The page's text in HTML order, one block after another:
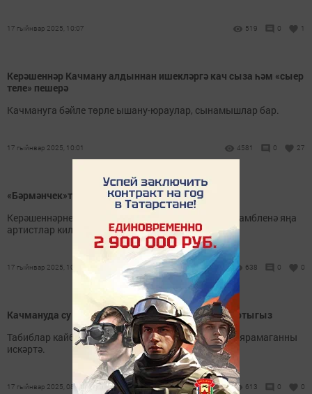
17 гыйнвар 2025, 10:07 519 0 1
Керәшеннәр Качману алдыннан ишекләргә кач сыза һәм «сыер
теле» пешерә
Качмануга бәйле төрле ышану-юраулар, сынамышлар бар.
17 гыйнвар 2025, 10:01 4581 0 27
«Бәрмәнчек»тә - яңа артистлар
Керәшеннәрнең «Бәрмәнчек» дәүләт фольклор ансамбленә яңа
артистлар килде.
17 гыйнвар 2025, 10:00 638 0 0
Качмануда су коенганда әлеге киңәшләрне истә тотыгыз
Табиблар кайбер чирләр вакытында суга чумарга ярамаганны
искәртә.
17 гыйнвар 2025, 08:00 613 0 0